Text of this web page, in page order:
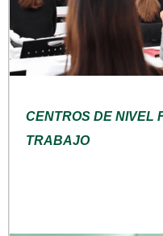
CENTROS DE NIVEL
TRABAJO